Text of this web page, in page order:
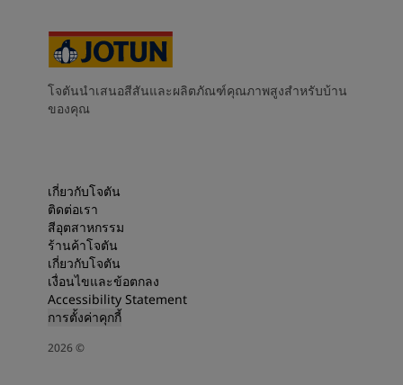
โจตันนำเสนอสีสันและผลิตภัณฑ์คุณภาพสูงสำหรับบ้าน
ของคุณ
เกี่ยวกับโจตัน
ติดต่อเรา
สีอุตสาหกรรม
ร้านค้าโจตัน
เกี่ยวกับโจตัน
เงื่อนไขและข้อตกลง
Accessibility Statement
การตั้งค่าคุกกี้
2026©